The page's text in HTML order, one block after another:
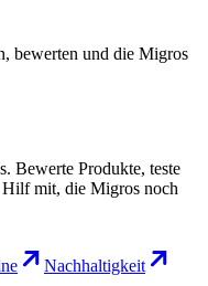
bewerten und die Migros
Bewerte Produkte, teste
Hilf mit, die Migros noch
Nachhaltigkeit